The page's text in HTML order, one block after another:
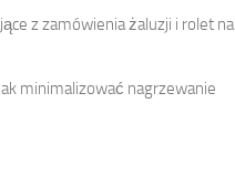
z zamówienia żaluzji i rolet na
minimalizować nagrzewanie